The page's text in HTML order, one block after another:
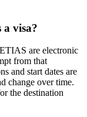
a visa?
are electronic
from that
and start dates are
change over time.
the destination